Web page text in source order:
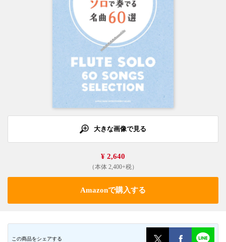
大きな画像で見る
¥ 2,640
（本体 2,400+税）
Amazonで購入する
この商品をシェアする